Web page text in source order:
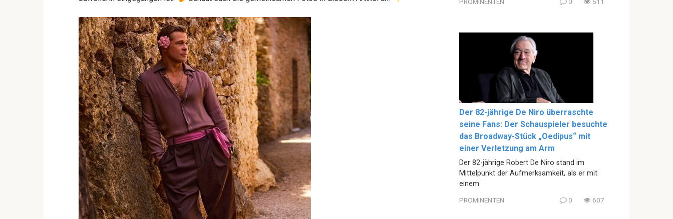
PROMINENTEN 0 511
Der 82-jährige De Niro überraschte
seine Fans: Der Schauspieler besuchte
das Broadway-Stück „Oedipus“ mit
einer Verletzung am Arm
Der 82-jährige Robert De Niro stand im
Mittelpunkt der Aufmerksamkeit, als er mit
einem
PROMINENTEN 0 607